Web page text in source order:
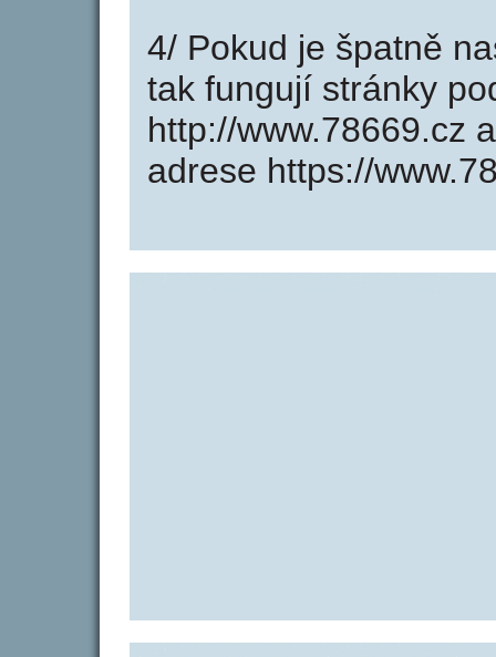
4/ Pokud je špatně
tak fungují stránky
http://www.78669.cz
adrese https://